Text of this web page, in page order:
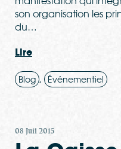
son organisation les
du…
Lire
Blog , Événementiel
08 Juil 2015